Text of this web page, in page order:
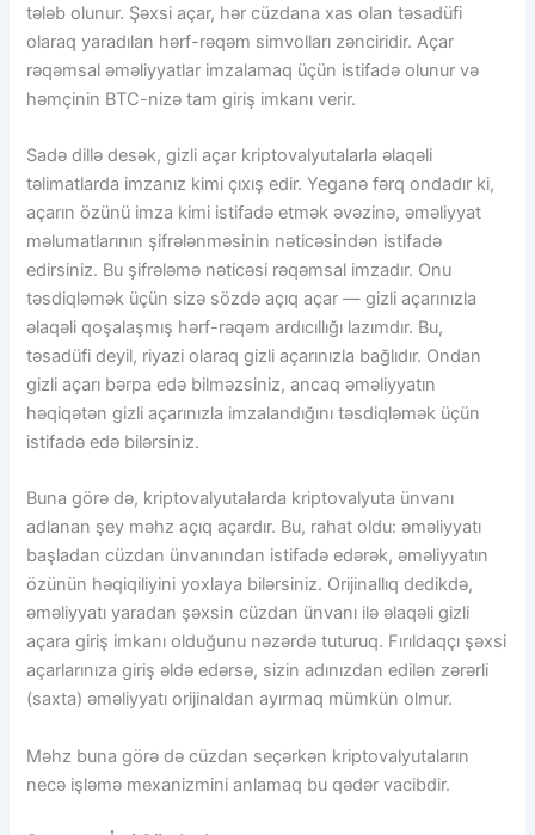
tələb olunur. Şəxsi açar, hər cüzdana xas olan təsadüfi
olaraq yaradılan hərf-rəqəm simvolları zənciridir. Açar
rəqəmsal əməliyyatlar imzalamaq üçün istifadə olunur və
həmçinin BTC-nizə tam giriş imkanı verir.
Sadə dillə desək, gizli açar kriptovalyutalarla əlaqəli
təlimatlarda imzanız kimi çıxış edir. Yeganə fərq ondadır ki,
açarın özünü imza kimi istifadə etmək əvəzinə, əməliyyat
məlumatlarının şifrələnməsinin nəticəsindən istifadə
edirsiniz. Bu şifrələmə nəticəsi rəqəmsal imzadır. Onu
təsdiqləmək üçün sizə sözdə açıq açar — gizli açarınızla
əlaqəli qoşalaşmış hərf-rəqəm ardıcıllığı lazımdır. Bu,
təsadüfi deyil, riyazi olaraq gizli açarınızla bağlıdır. Ondan
gizli açarı bərpa edə bilməzsiniz, ancaq əməliyyatın
həqiqətən gizli açarınızla imzalandığını təsdiqləmək üçün
istifadə edə bilərsiniz.
Buna görə də, kriptovalyutalarda kriptovalyuta ünvanı
adlanan şey məhz açıq açardır. Bu, rahat oldu: əməliyyatı
başladan cüzdan ünvanından istifadə edərək, əməliyyatın
özünün həqiqiliyini yoxlaya bilərsiniz. Orijinallıq dedikdə,
əməliyyatı yaradan şəxsin cüzdan ünvanı ilə əlaqəli gizli
açara giriş imkanı olduğunu nəzərdə tuturuq. Fırıldaqçı şəxsi
açarlarınıza giriş əldə edərsə, sizin adınızdan edilən zərərli
(saxta) əməliyyatı orijinaldan ayırmaq mümkün olmur.
Məhz buna görə də cüzdan seçərkən kriptovalyutaların
necə işləmə mexanizmini anlamaq bu qədər vacibdir.